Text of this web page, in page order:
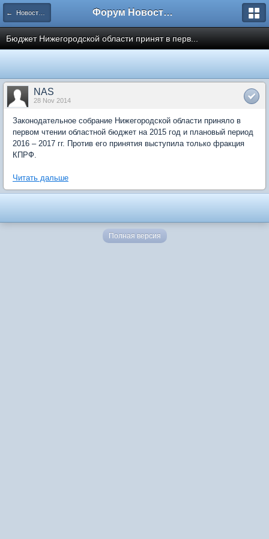
← Новости рынка недвижимости Форум Новостройки
Бюджет Нижегородской области принят в перв...
NAS
28 Nov 2014
Законодательное собрание Нижегородской области приняло в
первом чтении областной бюджет на 2015 год и плановый период
2016 – 2017 гг. Против его принятия выступила только фракция
КПРФ.
Читать дальше
Полная версия